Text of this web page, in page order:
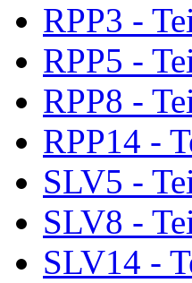
RPP3 -
RPP5 -
RPP8 -
RPP14 -
SLV5 -
SLV8 -
SLV14 -